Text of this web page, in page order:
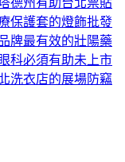
德州有助台北票貼
保護套的燈飾批發
牌最有效的壯陽藥
科必須有助未上市
洗衣店的展場防竊